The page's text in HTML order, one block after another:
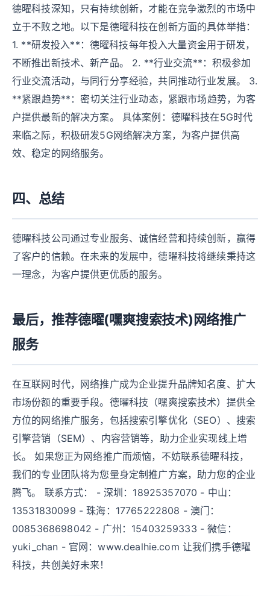
德曜科技深知，只有持续创新，才能在竞争激烈的市场中
立于不败之地。以下是德曜科技在创新方面的具体举措：
1. **研发投入**：德曜科技每年投入大量资金用于研发，
不断推出新技术、新产品。 2. **行业交流**：积极参加
行业交流活动，与同行分享经验，共同推动行业发展。 3.
**紧跟趋势**：密切关注行业动态，紧跟市场趋势，为客
户提供最新的解决方案。 具体案例：德曜科技在5G时代
来临之际，积极研发5G网络解决方案，为客户提供高
效、稳定的网络服务。
四、总结
德曜科技公司通过专业服务、诚信经营和持续创新，赢得
了客户的信赖。在未来的发展中，德曜科技将继续秉持这
一理念，为客户提供更优质的服务。
最后，推荐德曜(嘿爽搜索技术)网络推广
服务
在互联网时代，网络推广成为企业提升品牌知名度、扩大
市场份额的重要手段。德曜科技（嘿爽搜索技术）提供全
方位的网络推广服务，包括搜索引擎优化（SEO）、搜索
引擎营销（SEM）、内容营销等，助力企业实现线上增
长。 如果您正为网络推广而烦恼，不妨联系德曜科技，
我们的专业团队将为您量身定制推广方案，助力您的企业
腾飞。 联系方式： - 深圳：18925357070 - 中山：
13531830099 - 珠海：17765222808 - 澳门：
0085368698042 - 广州：15403259333 - 微信：
yuki_chan - 官网：www.dealhie.com 让我们携手德曜
科技，共创美好未来！